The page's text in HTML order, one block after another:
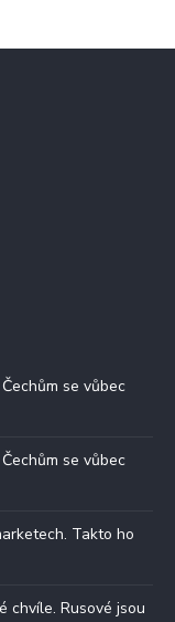
se vůbec
se vůbec
Takto ho
chvíle. Rusové jsou